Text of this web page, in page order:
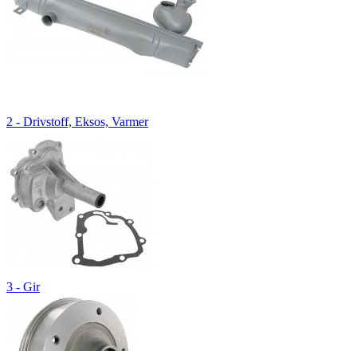
2 - Drivstoff, Eksos, Varmer
3 - Gir